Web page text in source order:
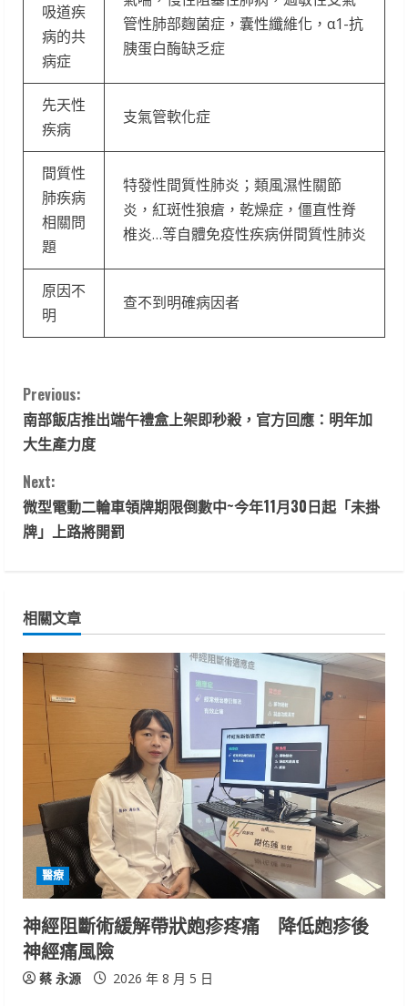
吸道疾
病的共
病症
管性肺部麴菌症，囊性纖維化，α1-抗
胰蛋白酶缺乏症
先天性
疾病
支氣管軟化症
間質性
肺疾病
相關問
題
特發性間質性肺炎；類風濕性關節
炎，紅斑性狼瘡，乾燥症，僵直性脊
椎炎…等自體免疫性疾病併間質性肺炎
原因不
明
查不到明確病因者
C
o
n
t
i
u
e
R
e
d
n
g
Previous:
南部飯店推出端午禮盒上架即秒殺，官方回應：明年加
大生產力度
Next:
微型電動二輪車領牌期限倒數中~今年11月30日起「未掛
牌」上路將開罰
相關文章
醫療
神經阻斷術緩解帶狀皰疹疼痛 降低皰疹後
神經痛風險
蔡 永源 2026 年 8 月 5 日